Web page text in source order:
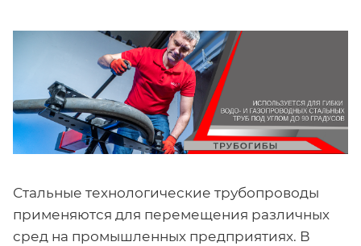
Стальные технологические трубопроводы
применяются для перемещения различных
сред на промышленных предприятиях. В